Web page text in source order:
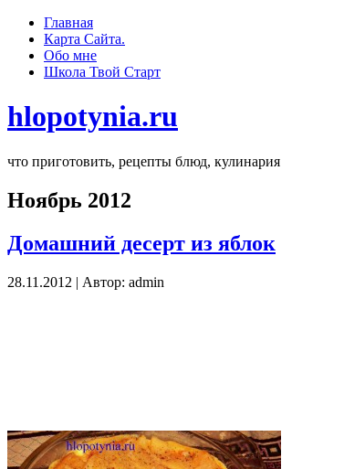
Главная
Карта Сайта.
Обо мне
Школа Твoй Старт
hlopotynia.ru
что приготовить, рецепты блюд, кулинария
Ноябрь 2012
Домашний десерт из яблок
28.11.2012 | Автор: admin